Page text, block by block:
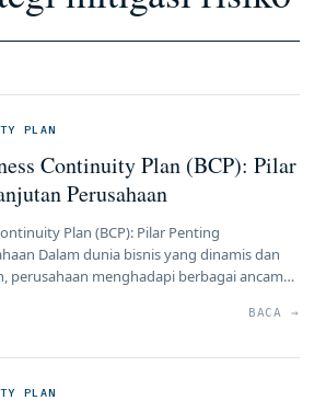
PLAN
Continuity Plan (BCP): Pilar
Perusahaan
Plan (BCP): Pilar Penting
Dalam dunia bisnis yang dinamis dan
perusahaan menghadapi berbagai ancaman
pandemi, hingga serangan siber,
Business Continuity Plan (BCP),
risiko tersebut, […]
BACA →
PLAN